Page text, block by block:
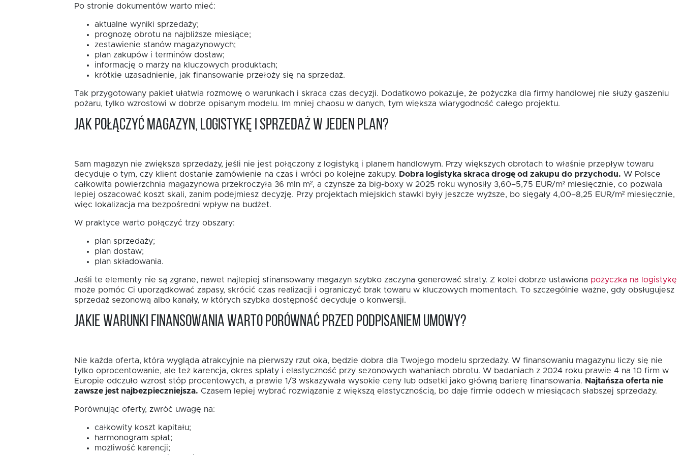
Po stronie dokumentów warto mieć:
aktualne wyniki sprzedaży;
prognozę obrotu na najbliższe miesiące;
zestawienie stanów magazynowych;
plan zakupów i terminów dostaw;
informację o marży na kluczowych produktach;
krótkie uzasadnienie, jak finansowanie przełoży się na sprzedaż.
Tak przygotowany pakiet ułatwia rozmowę o warunkach i skraca czas decyzji. Dodatkowo pokazuje, że pożyczka dla firmy handlowej nie służy gaszeniu
pożaru, tylko wzrostowi w dobrze opisanym modelu. Im mniej chaosu w danych, tym większa wiarygodność całego projektu.
Jak połączyć magazyn, logistykę i sprzedaż w jeden plan?
Sam magazyn nie zwiększa sprzedaży, jeśli nie jest połączony z logistyką i planem handlowym. Przy większych obrotach to właśnie przepływ towaru
decyduje o tym, czy klient dostanie zamówienie na czas i wróci po kolejne zakupy. Dobra logistyka skraca drogę od zakupu do przychodu. W Polsce
całkowita powierzchnia magazynowa przekroczyła 36 mln m², a czynsze za big-boxy w 2025 roku wynosiły 3,60–5,75 EUR/m² miesięcznie, co pozwala
lepiej oszacować koszt skali, zanim podejmiesz decyzję. Przy projektach miejskich stawki były jeszcze wyższe, bo sięgały 4,00–8,25 EUR/m² miesięcznie,
więc lokalizacja ma bezpośredni wpływ na budżet.
W praktyce warto połączyć trzy obszary:
plan sprzedaży;
plan dostaw;
plan składowania.
Jeśli te elementy nie są zgrane, nawet najlepiej sfinansowany magazyn szybko zaczyna generować straty. Z kolei dobrze ustawiona pożyczka na logistykę
może pomóc Ci uporządkować zapasy, skrócić czas realizacji i ograniczyć brak towaru w kluczowych momentach. To szczególnie ważne, gdy obsługujesz
sprzedaż sezonową albo kanały, w których szybka dostępność decyduje o konwersji.
Jakie warunki finansowania warto porównać przed podpisaniem umowy?
Nie każda oferta, która wygląda atrakcyjnie na pierwszy rzut oka, będzie dobra dla Twojego modelu sprzedaży. W finansowaniu magazynu liczy się nie
tylko oprocentowanie, ale też karencja, okres spłaty i elastyczność przy sezonowych wahaniach obrotu. W badaniach z 2024 roku prawie 4 na 10 firm w
Europie odczuło wzrost stóp procentowych, a prawie 1/3 wskazywała wysokie ceny lub odsetki jako główną barierę finansowania. Najtańsza oferta nie
zawsze jest najbezpieczniejsza. Czasem lepiej wybrać rozwiązanie z większą elastycznością, bo daje firmie oddech w miesiącach słabszej sprzedaży.
Porównując oferty, zwróć uwagę na:
całkowity koszt kapitału;
harmonogram spłat;
możliwość karencji;